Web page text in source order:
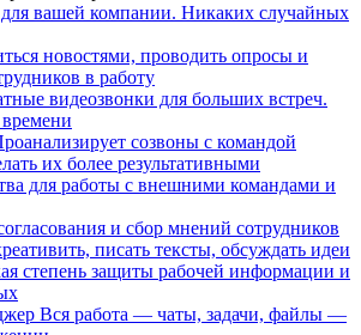
для вашей компании. Никаких случайных
новостями, проводить опросы и
в работу
видеозвонки для больших встреч.
созвоны с командой
их более результативными
для работы с внешними командами и
и сбор мнений сотрудников
писать тексты, обсуждать идеи
степень защиты рабочей информации и
Вся работа — чаты, задачи, файлы —